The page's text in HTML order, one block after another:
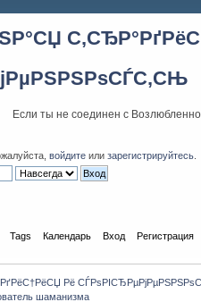
Если ты не соединен с
войдите или зарегистрируйтесь
Tags Календарь Вход Регистрация
Рё
шаманизма